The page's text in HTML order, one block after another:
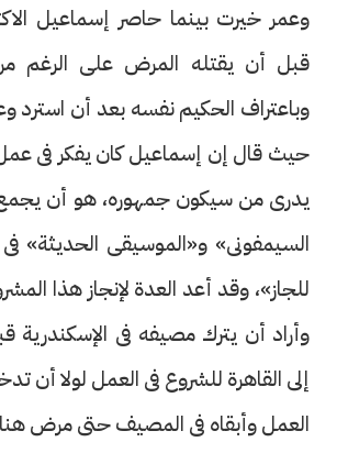
وعمر خيرت بينما حاصر إسماعيل
قبل أن يقتله المرض على الرغم
وباعتراف الحكيم نفسه بعد أن استرد
حيث قال إن إسماعيل كان يفكر فى عمل
يدرى من سيكون جمهوره، هو أن يجمع
السيمفونى» و«الموسيقى الحديثة»
للجاز»، وقد أعد العدة لإنجاز هذا
وأراد أن يترك مصيفه فى الإسكندرية
إلى القاهرة للشروع فى العمل لولا
العمل وأبقاه فى المصيف حتى مرض